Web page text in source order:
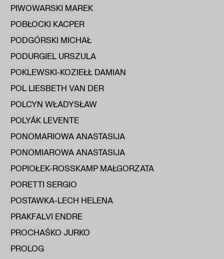
PIWOWARSKI MAREK
POBŁOCKI KACPER
PODGÓRSKI MICHAŁ
PODURGIEL URSZULA
POKLEWSKI-KOZIEŁŁ DAMIAN
POL LIESBETH VAN DER
POLCYN WŁADYSŁAW
POLYÁK LEVENTE
PONOMARIOWA ANASTASIJA
PONOMIAROWA ANASTASIJA
POPIOŁEK-ROSSKAMP MAŁGORZATA
PORETTI SERGIO
POSTAWKA-LECH HELENA
PRAKFALVI ENDRE
PROCHAŚKO JURKO
PROLOG